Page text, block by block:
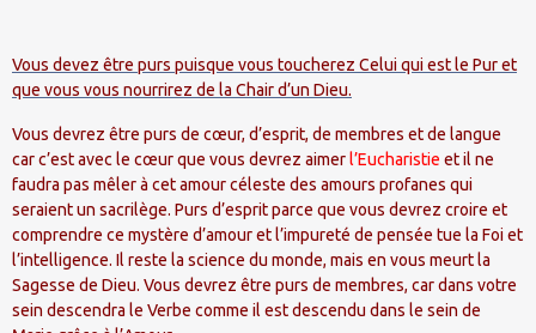
Vous devez être purs puisque vous toucherez Celui qui est le Pur et
que vous vous nourrirez de la Chair d’un Dieu.
Vous devrez être purs de cœur, d’esprit, de membres et de langue
car c’est avec le cœur que vous devrez aimerl’Eucharistie et il ne
faudra pas mêler à cet amour céleste des amours profanes qui
seraient un sacrilège. Purs d’esprit parce que vous devrez croire et
comprendre ce mystère d’amour et l’impureté de pensée tue la Foi et
l’intelligence. Il reste la science du monde, mais en vous meurt la
Sagesse de Dieu. Vous devrez être purs de membres, car dans votre
sein descendra le Verbe comme il est descendu dans le sein de